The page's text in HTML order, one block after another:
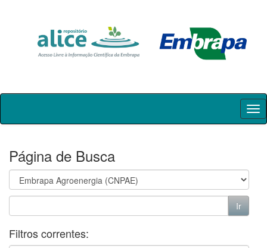
Skip
Página de Busca
Filtros correntes: